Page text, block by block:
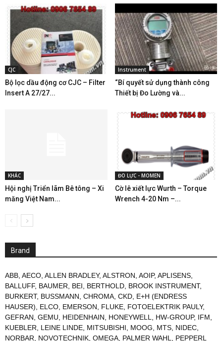
CJC
Bộ lọc dầu động cơ CJC – Filter
Insert A 27/27...
Instrument
“Bí quyết sử dụng thành công
Thiết bị Đo Lường và...
KHÁC
Hội nghị Triển lãm Bê tông – Xi
măng Việt Nam...
ĐO LỰC - MOMEN
Cờ lê xiết lực Wurth – Torque
Wrench 4-20 Nm –...
Brand
ABB, AECO, ALLEN BRADLEY, ALSTRON, AOIP, APLISENS,
BALLUFF, BAUMER, BEI, BERTHOLD, BROOK INSTRUMENT,
BURKERT, BUSSMANN, CHROMA, CKD, E+H (ENDRESS
HAUSER), ELCO, EMERSON, FLUKE, FOTOELEKTRIK PAULY,
GEFRAN, GEMU, HEIDENHAIN, HONEYWELL, HW-GROUP, IFM,
KUEBLER, LEINE LINDE, MITSUBISHI, MOOG, MTS, NIDEC,
NORBAR, NOVOTECHNIK, OMEGA, PALMER WAHL, PEPPERL